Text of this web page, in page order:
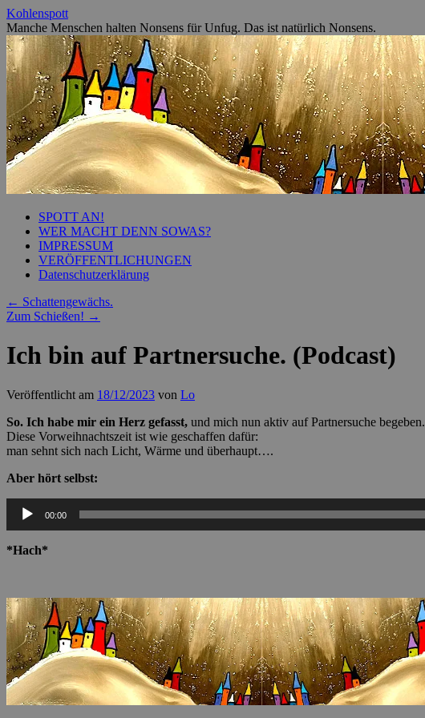
Zum
Inhalt
springen
Kohlenspott
Manche Menschen halten Nonsens für Unfug. Das ist natürlich Nonsens.
SPOTT AN!
WER MACHT DENN SOWAS?
IMPRESSUM
VERÖFFENTLICHUNGEN
Datenschutzerklärung
← Schattengewächs.
Zum Schießen! →
Ich bin auf Partnersuche. (Podcast)
Veröffentlicht am 18/12/2023 von Lo
So. Ich habe mir ein Herz gefasst, und mich nun aktiv auf Partnersuche begeben.
Diese Vorweihnachtszeit ist wie geschaffen dafür:
man sehnt sich nach Licht, Wärme und überhaupt….
Aber hört selbst:
Audio-
Player
00:00
*Hach*